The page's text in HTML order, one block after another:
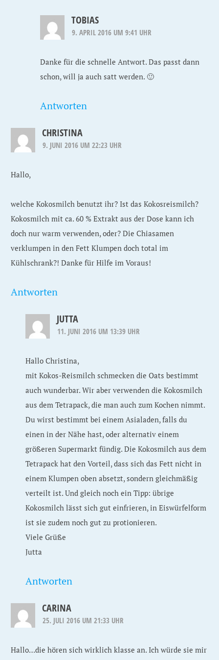
TOBIAS
9. APRIL 2016 UM 9:41 UHR
Danke für die schnelle Antwort. Das passt dann
schon, will ja auch satt werden. 🙂
Antworten
CHRISTINA
9. JUNI 2016 UM 22:23 UHR
Hallo,
welche Kokosmilch benutzt ihr? Ist das Kokosreismilch?
Kokosmilch mit ca. 60 % Extrakt aus der Dose kann ich
doch nur warm verwenden, oder? Die Chiasamen
verklumpen in den Fett Klumpen doch total im
Kühlschrank?! Danke für Hilfe im Voraus!
Antworten
JUTTA
11. JUNI 2016 UM 13:39 UHR
Hallo Christina,
mit Kokos-Reismilch schmecken die Oats bestimmt
auch wunderbar. Wir aber verwenden die Kokosmilch
aus dem Tetrapack, die man auch zum Kochen nimmt.
Du wirst bestimmt bei einem Asialaden, falls du
einen in der Nähe hast, oder alternativ einem
größeren Supermarkt fündig. Die Kokosmilch aus dem
Tetrapack hat den Vorteil, dass sich das Fett nicht in
einem Klumpen oben absetzt, sondern gleichmäßig
verteilt ist. Und gleich noch ein Tipp: übrige
Kokosmilch lässt sich gut einfrieren, in Eiswürfelform
ist sie zudem noch gut zu protionieren.
Viele Grüße
Jutta
Antworten
CARINA
25. JULI 2016 UM 21:33 UHR
Hallo…die hören sich wirklich klasse an. Ich würde sie mir